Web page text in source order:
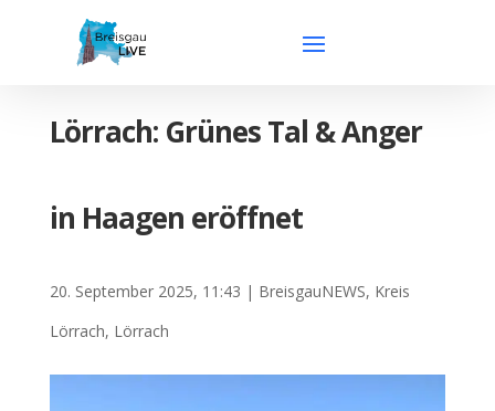
Lörrach: Grünes Tal & Anger
in Haagen eröffnet
20. September 2025, 11:43 | BreisgauNEWS, Kreis
Lörrach, Lörrach